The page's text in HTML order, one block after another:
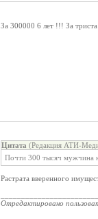
За 300000 6 лет !!! За
Цитата (Редакция АТИ-
Почти 300 тысяч мужчина
Растрата вверенного
Отредактировано